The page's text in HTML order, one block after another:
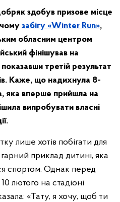
здобув призове місце
забігу «Winter Run»,
обласним центром
фінішував на
третій результат
Каже, що надихнула 8-
яка вперше прийшла на
випробувати власні
лише хотів побігати для
приклад дитині, яка
спортом. Однак перед
лютого на стадіоні
«Тату, я хочу, щоб ти